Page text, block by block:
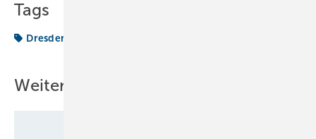
Tags
Dresden
Weitere Inhalte